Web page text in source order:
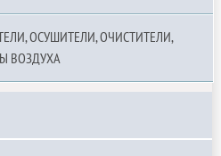
ОСУШИТЕЛИ, ОЧИСТИТЕЛИ,
ВОЗДУХА